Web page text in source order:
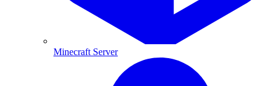
Minecraft Server